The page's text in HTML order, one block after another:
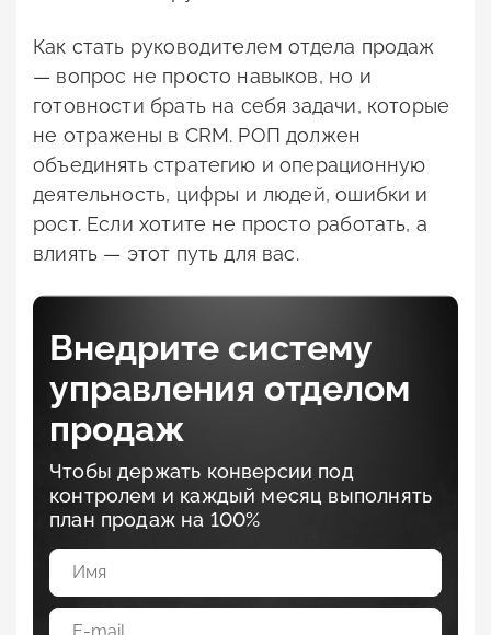
Как стать руководителем отдела продаж
— вопрос не просто навыков, но и
готовности брать на себя задачи, которые
не отражены в CRM. РОП должен
объединять стратегию и операционную
деятельность, цифры и людей, ошибки и
рост. Если хотите не просто работать, а
влиять — этот путь для вас.
Внедрите систему
управления отделом
продаж
Чтобы держать конверсии под
контролем и каждый месяц выполнять
план продаж на 100%